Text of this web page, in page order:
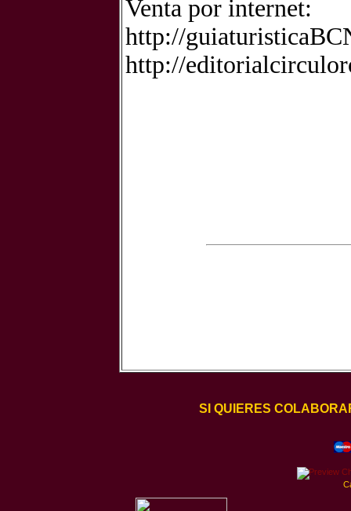
Venta por internet:
http://
http://
SI QUIERES